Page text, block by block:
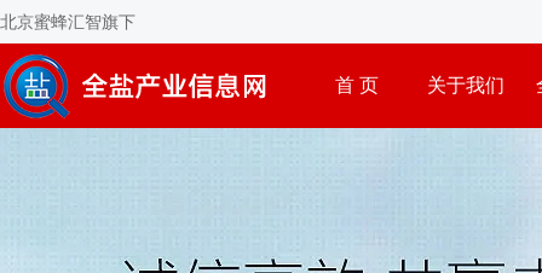
北京蜜蜂汇智旗下
首 页 关于我们